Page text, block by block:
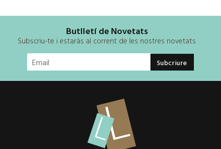
Butlletí de Novetats
Subscriu-te i estaràs al corrent de les nostres novetats